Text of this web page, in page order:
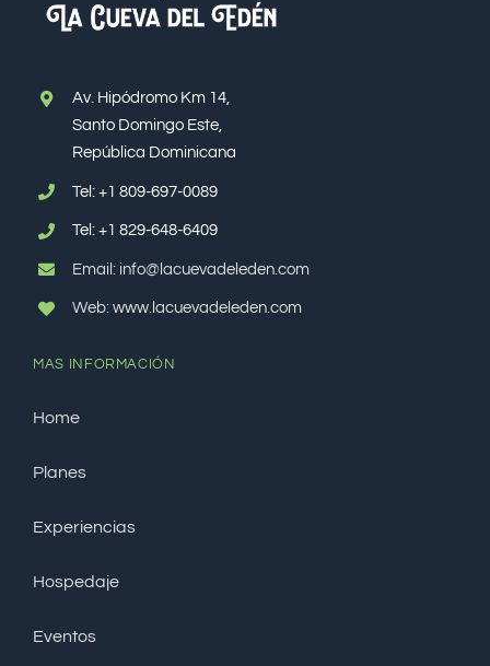
Av. Hipódromo Km 14,
Santo Domingo Este,
República Dominicana
Tel: +1 809-697-0089
Tel: +1 829-648-6409
Email: info@lacuevadeleden.com
Web: www.lacuevadeleden.com
MAS INFORMACIÓN
Home
Planes
Experiencias
Hospedaje
Eventos